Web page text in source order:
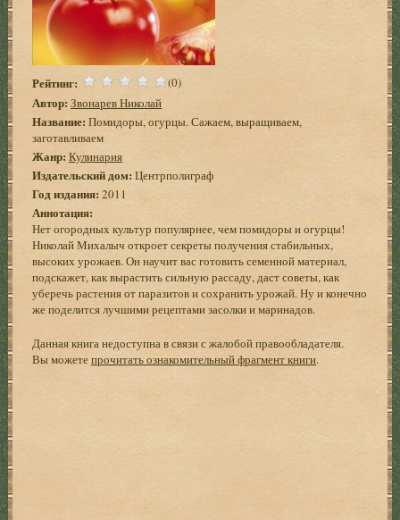
Рейтинг: (0)
Автор: Звонарев Николай
Название: Помидоры, огурцы. Сажаем, выращиваем,
заготавливаем
Жанр: Кулинария
Издательский дом: Центрполиграф
Год издания:2011
Аннотация:
Нет огородных культур популярнее, чем помидоры и огурцы!
Николай Михалыч откроет секреты получения стабильных,
высоких урожаев. Он научит вас готовить семенной материал,
подскажет, как вырастить сильную рассаду, даст советы, как
уберечь растения от паразитов и сохранить урожай. Ну и конечно
же поделится лучшими рецептами засолки и маринадов.
Данная книга недоступна в связи с жалобой правообладателя.
Вы можетепрочитать ознакомительный фрагмент книги.